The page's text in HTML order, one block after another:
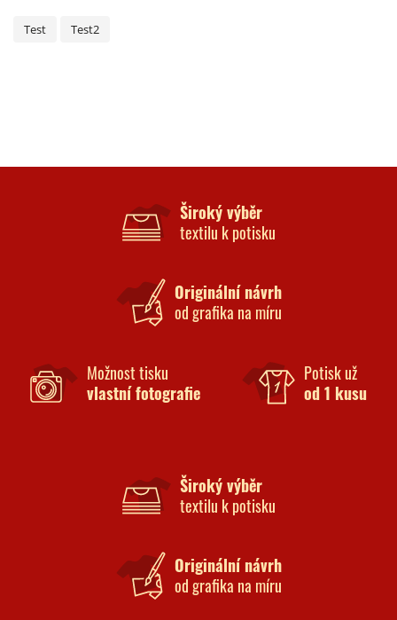
Test Test2
Široký výběr
textilu k potisku
Originální návrh
od grafika na míru
Možnost tisku
vlastní fotografie
Potisk už
od 1 kusu
Široký výběr
textilu k potisku
Originální návrh
od grafika na míru